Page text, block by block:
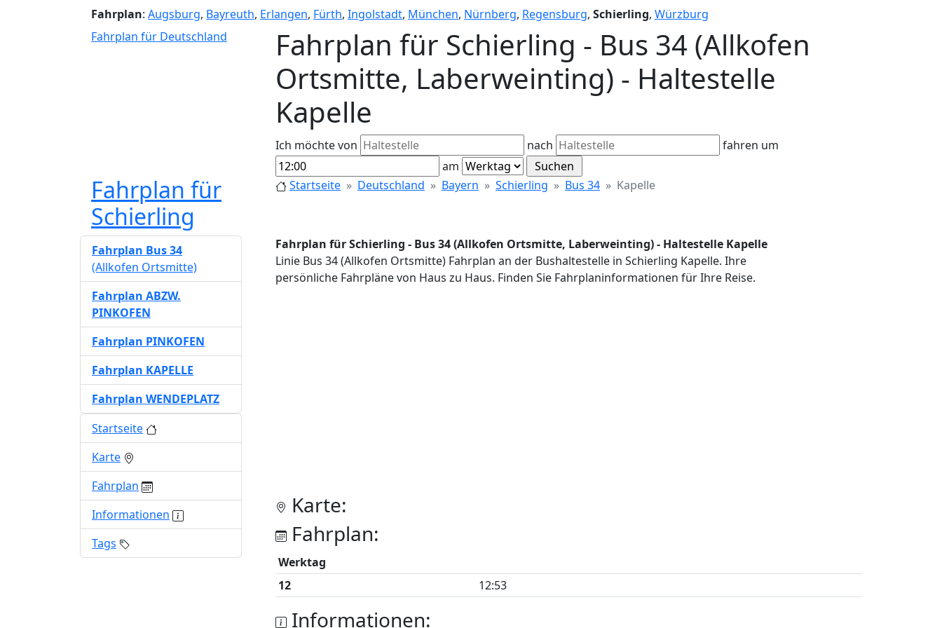
Fahrplan: Augsburg, Bayreuth, Erlangen, Fürth, Ingolstadt, München, Nürnberg, Regensburg, Schierling, Würzburg
Fahrplan für Deutschland
Fahrplan für Schierling - Bus 34 (Allkofen
Ortsmitte, Laberweinting) - Haltestelle
Kapelle
Ich möchte von nach
fahren um
am
Fahrplan für
Schierling
Startseite Deutschland Bayern Schierling Bus 34 Kapelle
Fahrplan für Schierling - Bus 34 (Allkofen Ortsmitte, Laberweinting) - Haltestelle Kapelle
Linie Bus 34 (Allkofen Ortsmitte) Fahrplan an der Bushaltestelle in Schierling Kapelle. Ihre
persönliche Fahrpläne von Haus zu Haus. Finden Sie Fahrplaninformationen für Ihre Reise.
Karte:
Fahrplan:
Werktag
12
12:53
Informationen:
Fahrplan Bus 34
(Allkofen Ortsmitte)
Fahrplan ABZW.
PINKOFEN
Fahrplan PINKOFEN
Fahrplan KAPELLE
Fahrplan WENDEPLATZ
Startseite
Karte
Fahrplan
Informationen
Tags